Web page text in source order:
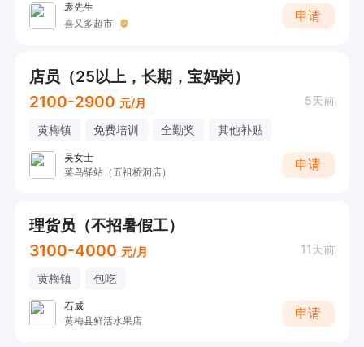
袁先生
喜又多超市
申请
店员（25以上，长期，宝妈岗）
2100-2900 元/月 5天前
黄梅镇 免费培训 全勤奖 其他补贴
吴女士
菜鸟驿站（五祖桥洞店）
申请
理货员（不招暑假工）
3100-4000 元/月 11天前
黄梅镇 包吃
石威
黄梅县鲜活水果店
申请